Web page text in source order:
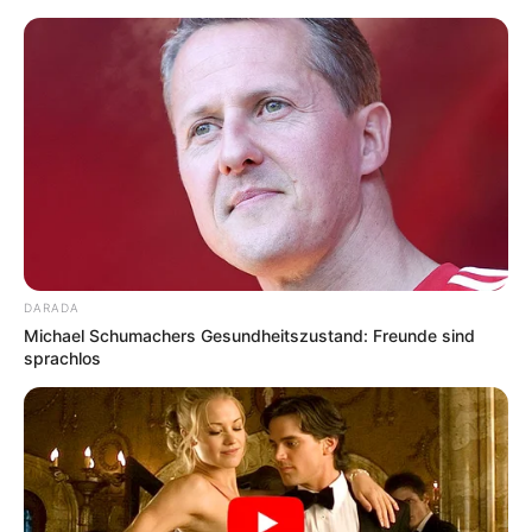
Kinderausflugsziel: Rundwanderweg
Schelmenklinge in Schlucht mit Mühlenmodellen
Schwäbische Alb
DARADA
Michael Schumachers Gesundheitszustand: Freunde sind
sprachlos